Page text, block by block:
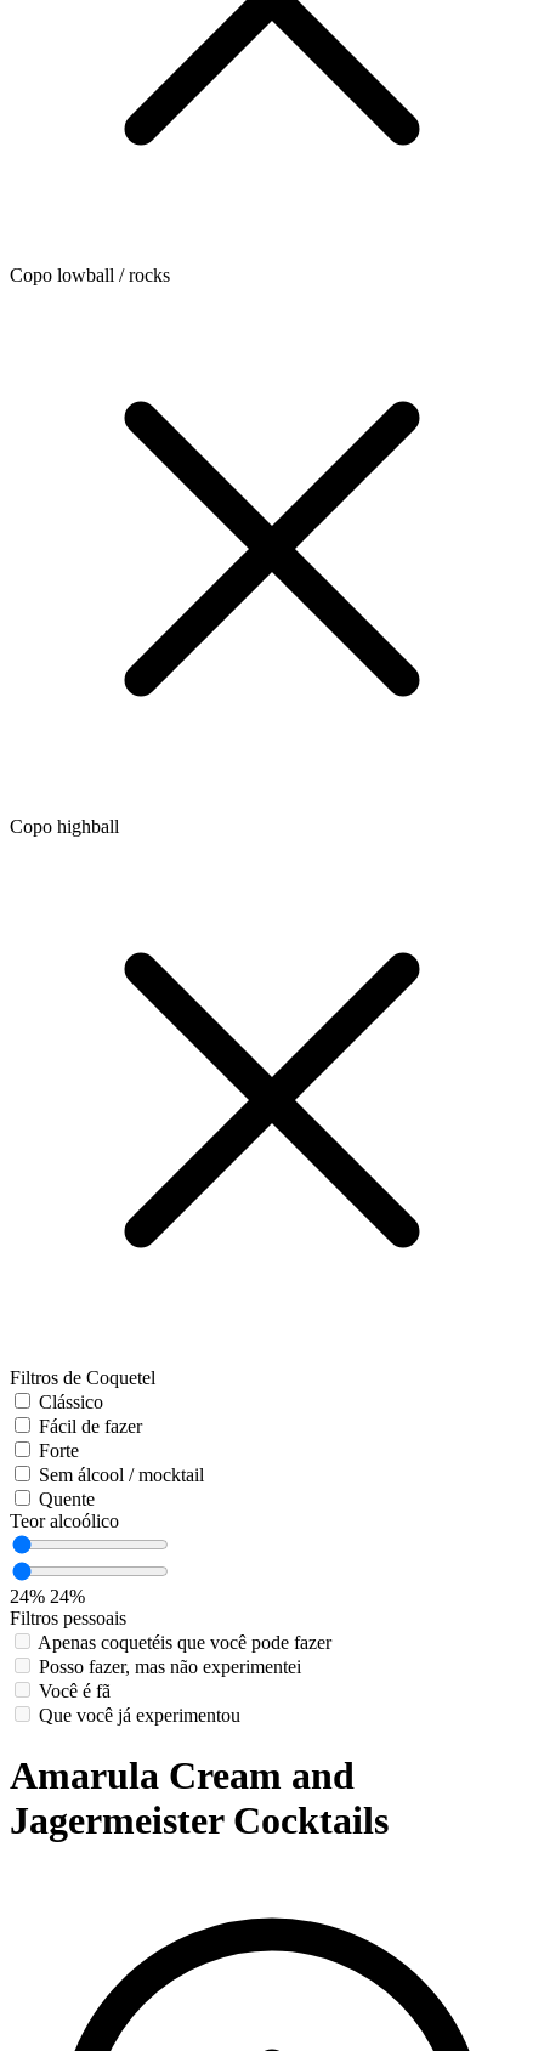
Copo lowball / rocks
Copo highball
Filtros de Coquetel
Clássico
Fácil de fazer
Forte
Sem álcool / mocktail
Quente
Teor alcoólico
24% 24%
Filtros pessoais
Apenas coquetéis que você pode fazer
Posso fazer, mas não experimentei
Você é fã
Que você já experimentou
Amarula Cream and
Jagermeister Cocktails